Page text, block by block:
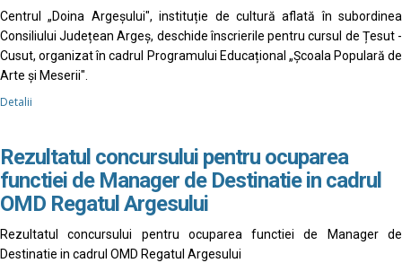
Centrul „Doina Argeșului", instituție de cultură aflată în subordinea
Consiliului Județean Argeș, deschide înscrierile pentru cursul de Țesut -
Cusut, organizat în cadrul Programului Educațional „Școala Populară de
Arte și Meserii".
Detalii
Rezultatul concursului pentru ocuparea
functiei de Manager de Destinatie in cadrul
OMD Regatul Argesului
Rezultatul concursului pentru ocuparea functiei de Manager de
Destinatie in cadrul OMD Regatul Argesului